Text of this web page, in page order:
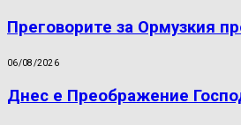
Преговорите за Ормузкия
06/08/2026
Днес е Преображение